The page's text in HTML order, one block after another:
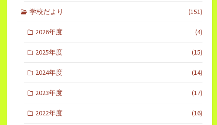
学校だより (151)
2026年度 (4)
2025年度 (15)
2024年度 (14)
2023年度 (17)
2022年度 (16)